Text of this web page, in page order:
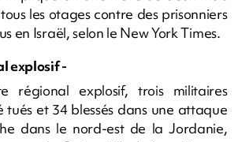
les otages contre des prisonniers
en Israël, selon le New York Times.
explosif -
régional explosif, trois militaires
tués et 34 blessés dans une attaque
dans le nord-est de la Jordanie,